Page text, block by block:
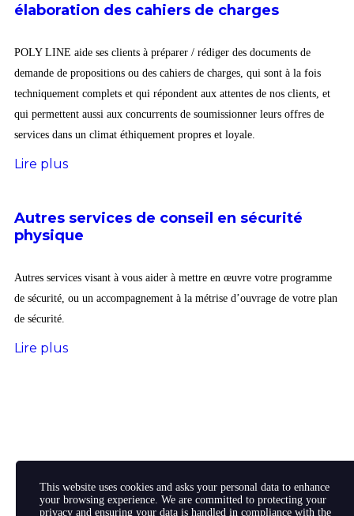
élaboration des cahiers de charges
POLY LINE aide ses clients à préparer / rédiger des documents de
demande de propositions ou des cahiers de charges, qui sont à la fois
techniquement complets et qui répondent aux attentes de nos clients, et
qui permettent aussi aux concurrents de soumissionner leurs offres de
services dans un climat éthiquement propres et loyale.
Lire plus
Autres services de conseil en sécurité
physique
Autres services visant à vous aider à mettre en œuvre votre programme
de sécurité, ou un accompagnement à la métrise d’ouvrage de votre plan
de sécurité.
Lire plus
Plan Consultant?
Acceuil
This website uses cookies and asks your personal data to enhance
your browsing experience. We are committed to protecting your
privacy and ensuring your data is handled in compliance with the